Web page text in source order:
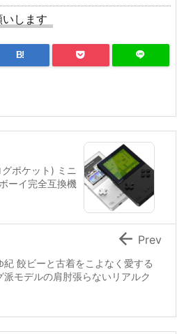
します
B!
ポケット) ミニ
ーイ完全互換機
紀 餃ビーと古着をこよなく愛する
派モデルの肩肘張らないリアルク
 Prev